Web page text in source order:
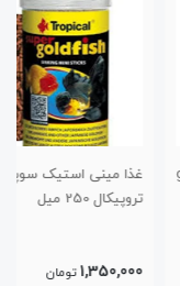
استیک سوپر گلدفیش
تومان